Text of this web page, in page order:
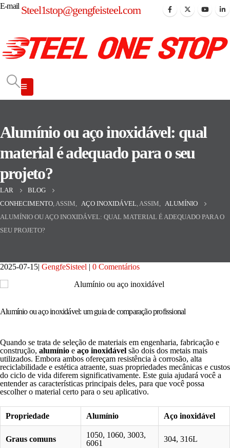
E-mail Steel1stop@gengfeisteel.com
Alumínio ou aço inoxidável: qual
material é adequado para o seu
projeto?
LAR
BLOG
CONHECIMENTO , ASSIM, AÇO INOXIDÁVEL , ASSIM,
ALUMÍNIO
ALUMÍNIO OU AÇO INOXIDÁVEL: QUAL MATERIAL É ADEQUADO PARA O
SEU PROJETO?
2025-07-15 GengfeSisteel 0 Comentários
Alumínio ou aço inoxidável: um guia de comparação profissional
Quando se trata de seleção de materiais em engenharia, fabricação e
construção, alumínio e aço inoxidável são dois dos metais mais
utilizados. Embora ambos ofereçam resistência à corrosão, alta
reciclabilidade e estética atraente, suas propriedades mecânicas e custos
do ciclo de vida diferem significativamente. Este guia ajudará você a
entender as características principais deles, para que você possa
escolher o material certo para o seu aplicativo.
Propriedade Alumínio Aço inoxidável
Graus comuns
1050, 1060, 3003,
6061
304, 316L